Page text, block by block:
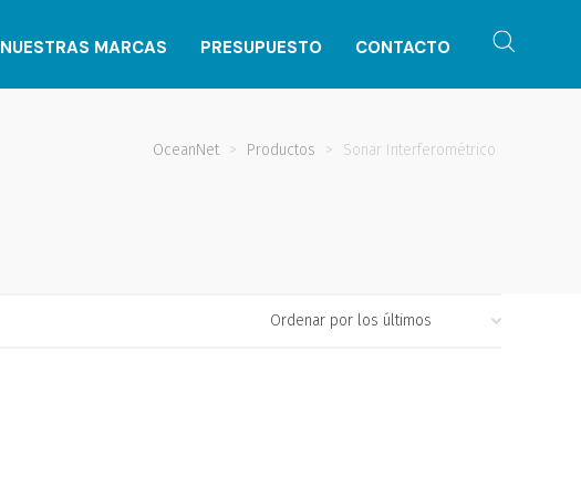
NUESTRAS MARCAS PRESUPUESTO CONTACTO
OceanNet > Productos > Sonar Interferométrico